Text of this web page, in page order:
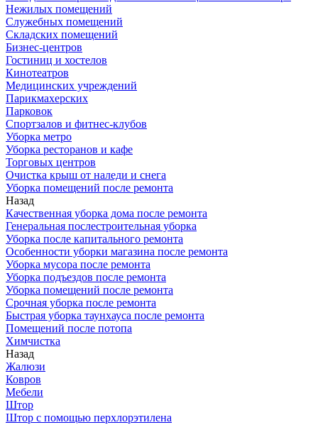
Нежилых помещений
Служебных помещений
Складских помещений
Бизнес-центров
Гостиниц и хостелов
Кинотеатров
Медицинских учреждений
Парикмахерских
Парковок
Спортзалов и фитнес-клубов
Уборка метро
Уборка ресторанов и кафе
Торговых центров
Очистка крыш от наледи и снега
Уборка помещений после ремонта
Назад
Качественная уборка дома после ремонта
Генеральная послестроительная уборка
Уборка после капитального ремонта
Особенности уборки магазина после ремонта
Уборка мусора после ремонта
Уборка подъездов после ремонта
Уборка помещений после ремонта
Срочная уборка после ремонта
Быстрая уборка таунхауса после ремонта
Помещений после потопа
Химчистка
Назад
Жалюзи
Ковров
Мебели
Штор
Штор с помощью перхлорэтилена